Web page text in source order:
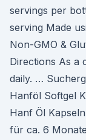
servings per
serving Made
Non-GMO &
Directions As a
daily. …
Hanföl Softgel
Hanf Öl
für ca. 6